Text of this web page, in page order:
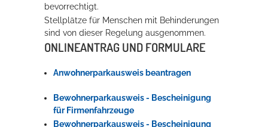
Konzerte, Tagungen und vieles mehr
Die Stadthalle Hockenheim bietet den perfekten Standort für Events
bevorrechtigt.
Stellplätze für Menschen mit Behinderungen
sind von dieser Regelung ausgenommen.
ONLINEANTRAG UND FORMULARE
Anwohnerparkausweis beantragen
Bewohnerparkausweis - Bescheinigung
für Firmenfahrzeuge
Bewohnerparkausweis - Bescheinigung